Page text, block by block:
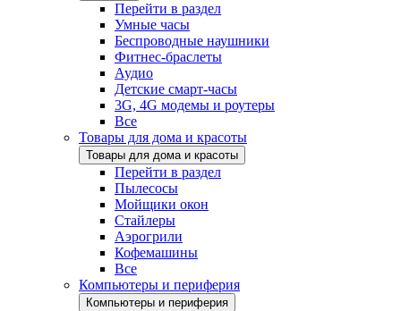
Перейти в раздел
Умные часы
Беспроводные наушники
Фитнес-браслеты
Аудио
Детские смарт-часы
3G, 4G модемы и роутеры
Все
Товары для дома и красоты
Товары для дома и красоты
Перейти в раздел
Пылесосы
Мойщики окон
Стайлеры
Аэрогрили
Кофемашины
Все
Компьютеры и периферия
Компьютеры и периферия